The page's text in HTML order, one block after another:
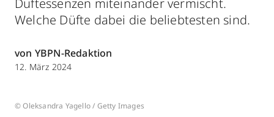
Duftessenzen miteinander vermischt.
Welche Düfte dabei die beliebtesten sind.
von YBPN-Redaktion
12. März 2024
© Oleksandra Yagello / Getty Images